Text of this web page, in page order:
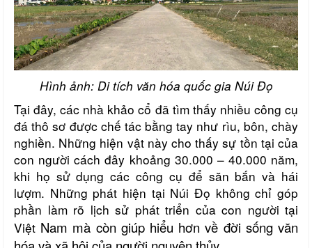
Hình ảnh: Di tích văn hóa quốc gia Núi Đọ
Tại đây, các nhà khảo cổ đã tìm thấy nhiều công cụ
đá thô sơ được chế tác bằng tay như rìu, bôn, chày
nghiền. Những hiện vật này cho thấy sự tồn tại của
con người cách đây khoảng 30.000 – 40.000 năm,
khi họ sử dụng các công cụ để săn bắn và hái
lượm. Những phát hiện tại Núi Đọ không chỉ góp
phần làm rõ lịch sử phát triển của con người tại
Việt Nam mà còn giúp hiểu hơn về đời sống văn